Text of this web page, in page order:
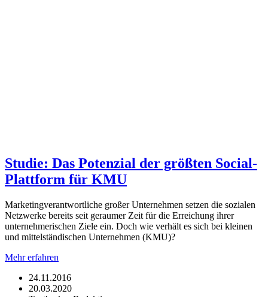
Studie: Das Potenzial der größten Social-
Plattform für KMU
Marketingverantwortliche großer Unternehmen setzen die sozialen
Netzwerke bereits seit geraumer Zeit für die Erreichung ihrer
unternehmerischen Ziele ein. Doch wie verhält es sich bei kleinen
und mittelständischen Unternehmen (KMU)?
Mehr erfahren
24.11.2016
20.03.2020